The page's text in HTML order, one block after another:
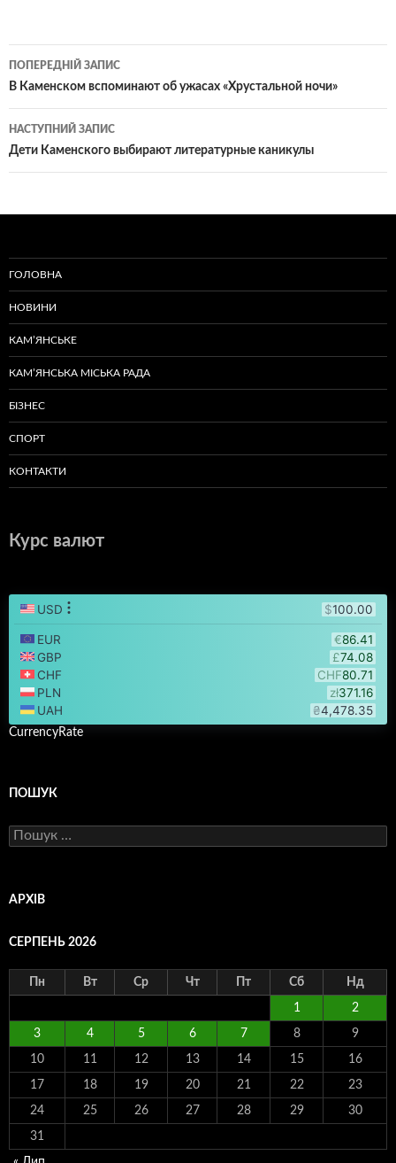
Навігація
по
записам
ПОПЕРЕДНІЙ ЗАПИС
В Каменском вспоминают об ужасах «Хрустальной ночи»
НАСТУПНИЙ ЗАПИС
Дети Каменского выбирают литературные каникулы
ГОЛОВНА
НОВИНИ
КАМ’ЯНСЬКЕ
КАМ’ЯНСЬКА МІСЬКА РАДА
БІЗНЕС
СПОРТ
КОНТАКТИ
Курс валют
CurrencyRate
ПОШУК
Пошук:
АРХІВ
СЕРПЕНЬ 2026
Пн Вт Ср Чт Пт Сб Нд
1 2
3 4 5 6 7 8 9
10 11 12 13 14 15 16
17 18 19 20 21 22 23
24 25 26 27 28 29 30
31